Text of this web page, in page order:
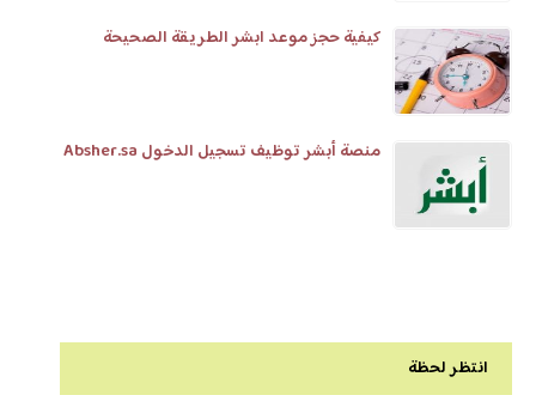
كيفية حجز موعد ابشر الطريقة الصحيحة
منصة أبشر توظيف تسجيل الدخول Absher.sa
انتظر لحظة